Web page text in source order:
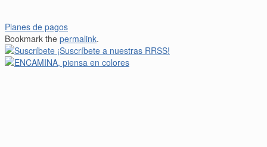
Planes de pagos
Bookmark the permalink.
¡Suscríbete a nuestras RRSS!